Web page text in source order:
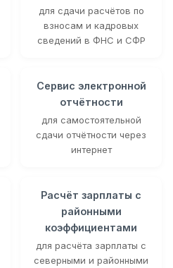
для сдачи расчётов по
взносам и кадровых
сведений в ФНС и СФР
Сервис электронной
отчётности
для самостоятельной
сдачи отчётности через
интернет
Расчёт зарплаты с
районными
коэффициентами
для расчёта зарплаты с
северными и районными